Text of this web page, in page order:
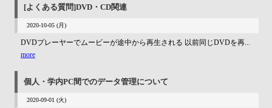
[よくある質問]DVD・CD関連
2020-10-05 (月)
DVDプレーヤーでムービーが途中から再生される 以前同じDVDを再...
more
個人・学内PC間でのデータ管理について
2020-09-01 (火)